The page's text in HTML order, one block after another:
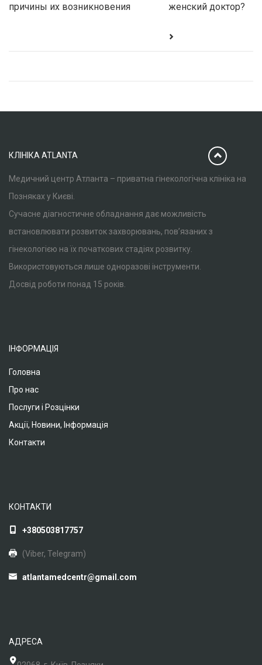
причины их возникновения женский доктор?
КЛІНІКА ATLANTA
Медичний центр Атланта – приватна гінекологічна клініка на
Позняках у Києві.
Сучасне діагностичне обладнання дає можливість
встановлювати розвиток захворювань, пов’язаних з
гінекологією на їх початкових стадіях розвитку.
Використовуються лише одноразові інструменти.
Досвід роботи понад 15 років.
ІНФОРМАЦІЯ
Головна
Про нас
Послуги і Розцінки
Акції, Новини, Інформація
Контакти
КОНТАКТИ
+380503817757
(Viber, Telegram)
atlantamedcentr@gmail.com
АДРЕСА